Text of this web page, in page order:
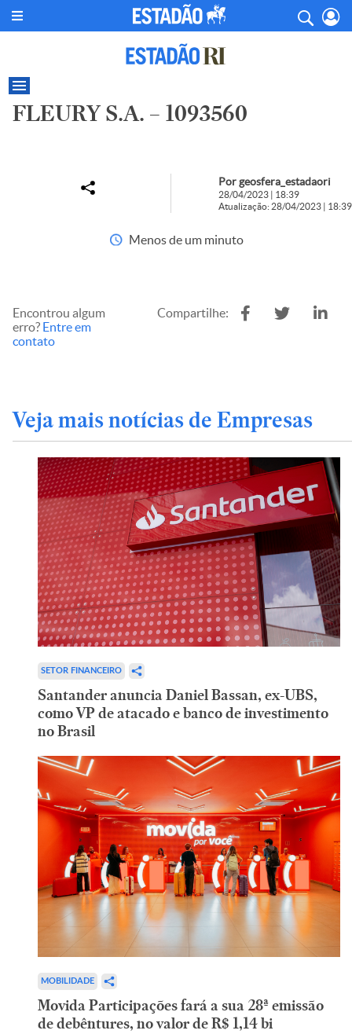
FLEURY S.A. – 1093560
Por geosfera_estadaori
28/04/2023 | 18:39
Atualização: 28/04/2023 | 18:39
Menos de um minuto
Encontrou algum
erro? Entre em
contato
Compartilhe:
Veja mais notícias de Empresas
SETOR FINANCEIRO
Santander anuncia Daniel Bassan, ex-UBS,
como VP de atacado e banco de investimento
no Brasil
MOBILIDADE
Movida Participações fará a sua 28ª emissão
de debêntures, no valor de R$ 1,14 bi